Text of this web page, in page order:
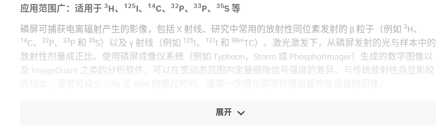
应用范围广：适用于 3 H、 125 I、 14C、 32 P、 33 P、 35S 等
磷屏可捕获电离辐射产生的影像，包括 X 射线、研究中常用的放射性同位素发射的 β 粒子（例如 3 H、
14C、 32 P、 33 P 和 35S）以及 γ 射线（例如 125 I、 131 I 和 99mTC）。激光激发下，从磷屏发射的光与样本中的
放射性剂量成正比。使用磷屏成像仪系统（例如 Typhoon，Storm 或 PhosphorImager）生成的数字图像以
及 ImageQuant 之类的分析软件，可以在宽动态范围内定量细微信号强度的差异。与传统放射性自显影胶
展开